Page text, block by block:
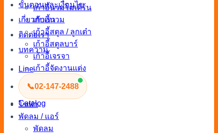
ขั้นตอนและเงื่อนไข
เกี่ยวกับเรา
ติดต่อเรา
บทความ
Line
📞02-147-2488
Catalog
เก้าอี้นวมโมเดิร์น
เก้าอี้นวม
เก้าอี้สตูล / ลูกเต๋า
เก้าอี้สตูลบาร์
เก้าอี้เจรจา
เก้าอี้จัดงานแต่ง
เก้าอี้เอาท์ดอร์
โซฟา
พัดลม / แอร์
พัดลม